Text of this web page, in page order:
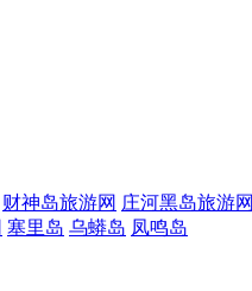
财神岛旅游网 庄河黑岛旅游网
塞里岛 乌蟒岛 凤鸣岛